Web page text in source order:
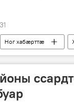
Ног хабӕрттӕ